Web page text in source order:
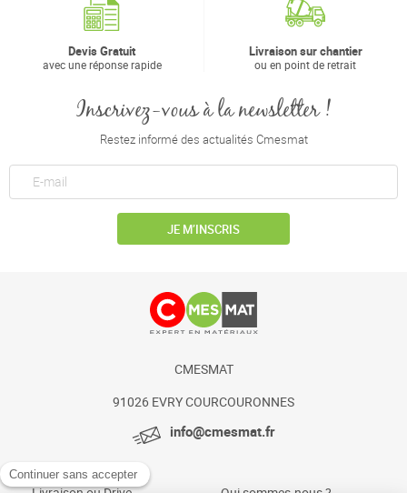
Devis Gratuit
avec une réponse rapide
Livraison sur chantier
ou en point de retrait
Inscrivez-vous à la newsletter !
Restez informé des actualités Cmesmat
JE M’INSCRIS
CMESMAT
91026 EVRY COURCOURONNES
info@cmesmat.fr